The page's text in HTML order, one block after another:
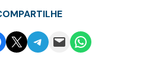
on Facebook
Email this PageShare on Telegram
Email this PageShare on WhatsApp